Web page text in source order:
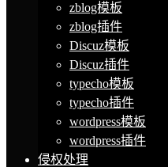
zblog模板
zblog插件
Discuz模板
Discuz插件
typecho模板
typecho插件
wordpress模板
wordpress插件
侵权处理